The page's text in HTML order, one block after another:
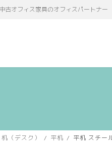
古オフィス家具のオフィスパートナー
机（デスク） 平机 平机 スチー